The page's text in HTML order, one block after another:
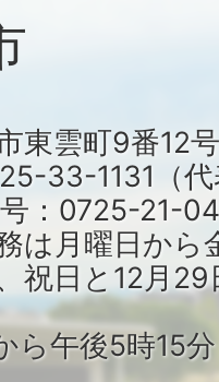
東雲町9番12号
33-1131（
：0725-21-
は月曜日から
祝日と12月
ら午後5時15